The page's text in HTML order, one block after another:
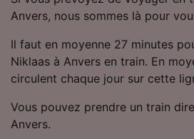
Anvers, nous sommes là pour
Il faut en moyenne 27 minutes
Niklaas à Anvers en train. En
circulent chaque jour sur cette
Vous pouvez prendre un train
Anvers.